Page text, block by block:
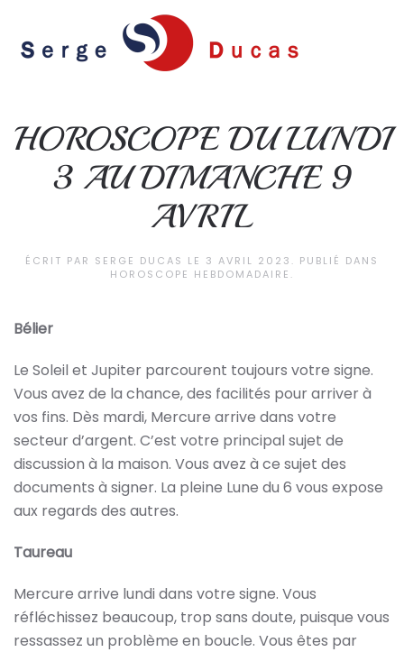
Skip to main content
HOROSCOPE DU LUNDI
3 AU DIMANCHE 9
AVRIL
ÉCRIT PAR SERGE DUCAS LE 3 AVRIL 2023 . PUBLIÉ DANS
HOROSCOPE HEBDOMADAIRE .
Bélier
Le Soleil et Jupiter parcourent toujours votre signe.
Vous avez de la chance, des facilités pour arriver à
vos fins. Dès mardi, Mercure arrive dans votre
secteur d’argent. C’est votre principal sujet de
discussion à la maison. Vous avez à ce sujet des
documents à signer. La pleine Lune du 6 vous expose
aux regards des autres.
Taureau
Mercure arrive lundi dans votre signe. Vous
réfléchissez beaucoup, trop sans doute, puisque vous
ressassez un problème en boucle. Vous êtes par